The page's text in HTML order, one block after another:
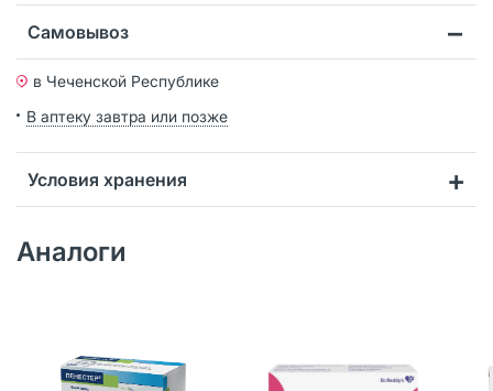
Самовывоз
в Чеченской Республике
В аптеку завтра или позже
Условия хранения
Аналоги